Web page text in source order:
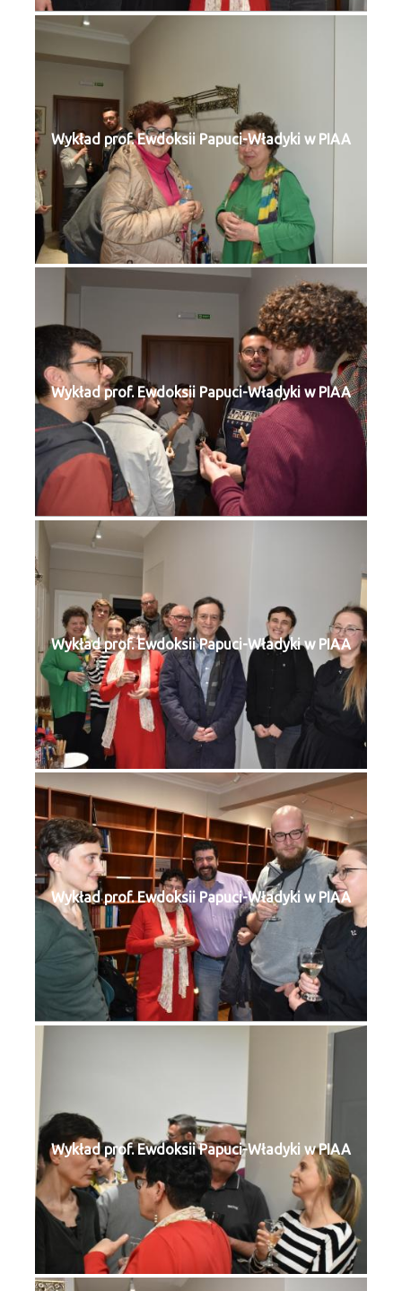
Wykład prof. Ewdoksii Papuci-Władyki w PIAA
Wykład prof. Ewdoksii Papuci-Władyki w PIAA
Wykład prof. Ewdoksii Papuci-Władyki w PIAA
Wykład prof. Ewdoksii Papuci-Władyki w PIAA
Wykład prof. Ewdoksii Papuci-Władyki w PIAA